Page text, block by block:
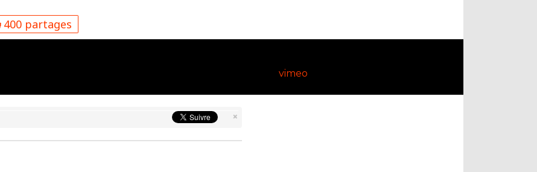
400 partages
vimeo
×